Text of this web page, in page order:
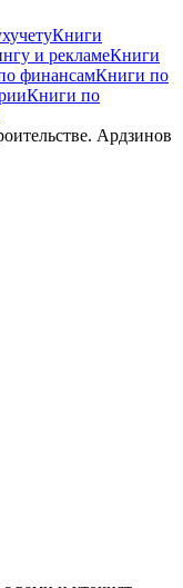
Книги
и рекламеКниги
финансамКниги по
Книги по
Ардзинов